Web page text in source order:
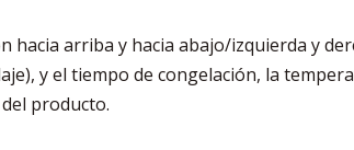
arriba y hacia abajo/izquierda y
y el tiempo de congelación, la
producto.